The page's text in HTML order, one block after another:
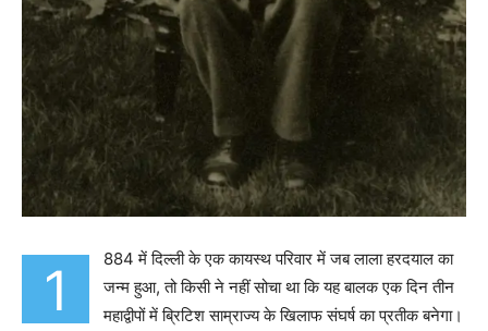
1
884 में दिल्ली के एक कायस्थ परिवार में जब लाला हरदयाल का
जन्म हुआ, तो किसी ने नहीं सोचा था कि यह बालक एक दिन तीन
महाद्वीपों में ब्रिटिश साम्राज्य के खिलाफ संघर्ष का प्रतीक बनेगा।